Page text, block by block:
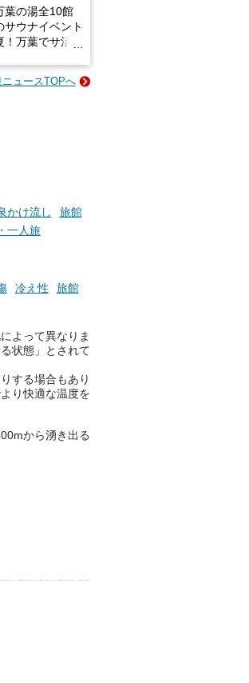
葉の湯全10館
サウナイベント
！万葉でサ活2
土）～8月31
はアロマロウリ
など、サウナ
い多彩なイベ
倶楽部株式会社
ニュースTOPへ
かけ流し
旅館
一人旅
冷え性 旅館
よって異なりま
状態」とされて
する場合もあり
り快適な温度を
から湧き出る